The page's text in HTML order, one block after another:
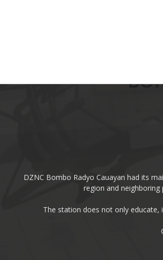
DZNC Bombo Radyo Cauayan had its
region and
The station does not only